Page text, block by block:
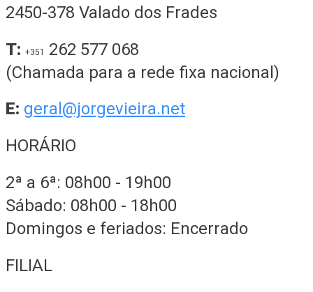
2450-378 Valado dos Frades
T: +351
262 577 068
(Chamada para a rede fixa nacional)
E: geral@jorgevieira.net
HORÁRIO
2ª a 6ª: 08h00 - 19h00
Sábado: 08h00 - 18h00
Domingos e feriados: Encerrado
FILIAL